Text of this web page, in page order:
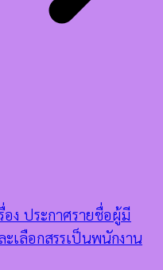
ง ประกาศรายชื่อผู้มี
เลือกสรรเป็นพนักงาน